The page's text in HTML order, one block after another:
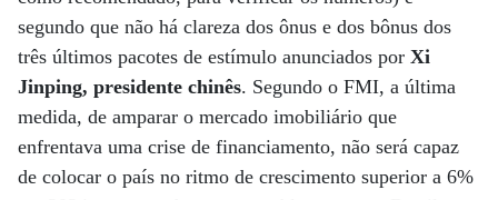
segundo que não há clareza dos ônus e dos bônus dos
três últimos pacotes de estímulo anunciados por Xi
Jinping, presidente chinês. Segundo o FMI, a última
medida, de amparar o mercado imobiliário que
enfrentava uma crise de financiamento, não será capaz
de colocar o país no ritmo de crescimento superior a 6%